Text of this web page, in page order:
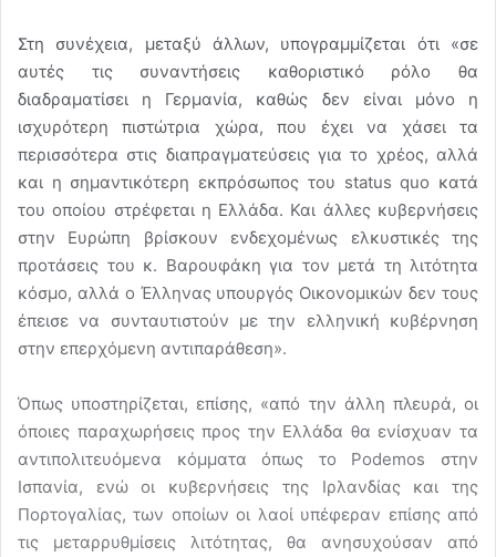
Στη συνέχεια, μεταξύ άλλων, υπογραμμίζεται ότι «σε
αυτές τις συναντήσεις καθοριστικό ρόλο θα
διαδραματίσει η Γερμανία, καθώς δεν είναι μόνο η
ισχυρότερη πιστώτρια χώρα, που έχει να χάσει τα
περισσότερα στις διαπραγματεύσεις για το χρέος, αλλά
και η σημαντικότερη εκπρόσωπος του status quo κατά
του οποίου στρέφεται η Ελλάδα. Και άλλες κυβερνήσεις
στην Ευρώπη βρίσκουν ενδεχομένως ελκυστικές της
προτάσεις του κ. Βαρουφάκη για τον μετά τη λιτότητα
κόσμο, αλλά ο Έλληνας υπουργός Οικονομικών δεν τους
έπεισε να συνταυτιστούν με την ελληνική κυβέρνηση
στην επερχόμενη αντιπαράθεση».
Όπως υποστηρίζεται, επίσης, «από την άλλη πλευρά, οι
όποιες παραχωρήσεις προς την Ελλάδα θα ενίσχυαν τα
αντιπολιτευόμενα κόμματα όπως το Podemos στην
Ισπανία, ενώ οι κυβερνήσεις της Ιρλανδίας και της
Πορτογαλίας, των οποίων οι λαοί υπέφεραν επίσης από
τις μεταρρυθμίσεις λιτότητας, θα ανησυχούσαν από